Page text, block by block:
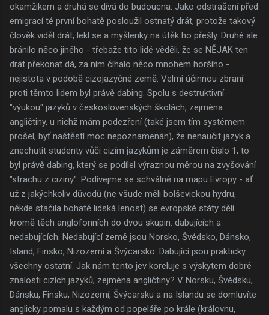
okamžikem a druhá se dívá do budoucna. Jako odstrašení před
emigrací té první bohatě posloužil ostnatý drát, protože takový
člověk viděl drát, lekl se a myšlenky na útěk ho přešly. Druhé ale
bránilo něco jiného - třebaže tito lidé věděli, že se NĚJAK ten
drát překonat dá, za ním číhalo něco mnohem horšího -
nejistota v podobě cizojazyčné země. Velmi účinnou zbraní
proti těmto lidem byl právě dabing. Spolu s destruktivní
"výukou" jazyků v československých školách, zejména
angličtiny, u nichž mám podezření (také jsem tím systémem
prošel, byť naštěstí moc nepoznamenán), že nenaučit jazyk a
znechutit studenty vůči cizím jazykům je záměrem číslo 1, to
byl právě dabing, který se podílel výraznou měrou na zvyšování
"strachu z ciziny". Podívejme se schválně na mapu Evropy - ať
už z jakýchkoliv důvodů (ne všude měli bolševickou hydru,
někde stačila bohatě lidská lenost) se evropské státy dělí
kromě těch anglofonních do dvou skupin: dabujících a
nedabujících. Nedabující země jsou Norsko, Švédsko, Dánsko,
Island, Finsko, Nizozemí a Švýcarsko. Dabující jsou prakticky
všechny ostatní. Jak nám tento jev koreluje s výskytem dobré
znalosti cizích jazyků, zejména angličtiny? V Norsku, Švédsku,
Dánsku, Finsku, Nizozemí, Švýcarsku a na Islandu se domluvíte
anglicky pomalu s každým od popeláře po krále (královnu,